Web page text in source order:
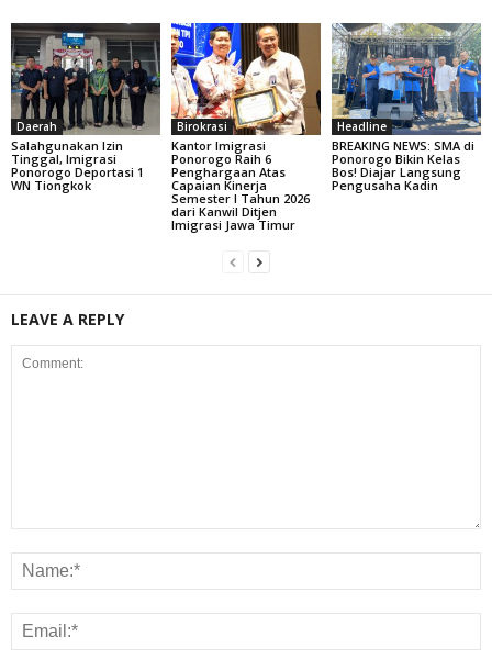
Daerah
Salahgunakan Izin
Tinggal, Imigrasi
Ponorogo Deportasi 1
WN Tiongkok
Birokrasi
Kantor Imigrasi
Ponorogo Raih 6
Penghargaan Atas
Capaian Kinerja
Semester I Tahun 2026
dari Kanwil Ditjen
Imigrasi Jawa Timur
Headline
BREAKING NEWS: SMA di
Ponorogo Bikin Kelas
Bos! Diajar Langsung
Pengusaha Kadin
LEAVE A REPLY